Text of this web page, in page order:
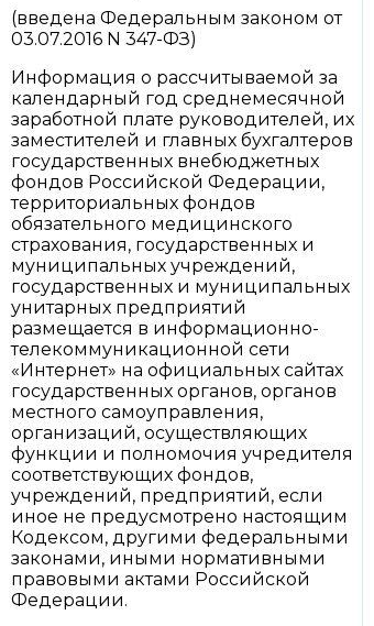
(введена Федеральным законом от
03.07.2016 N 347-ФЗ)
Информация о рассчитываемой за
календарный год среднемесячной
заработной плате руководителей, их
заместителей и главных бухгалтеров
государственных внебюджетных
фондов Российской Федерации,
территориальных фондов
обязательного медицинского
страхования, государственных и
муниципальных учреждений,
государственных и муниципальных
унитарных предприятий
размещается в информационно-
телекоммуникационной сети
«Интернет» на официальных сайтах
государственных органов, органов
местного самоуправления,
организаций, осуществляющих
функции и полномочия учредителя
соответствующих фондов,
учреждений, предприятий, если
иное не предусмотрено настоящим
Кодексом, другими федеральными
законами, иными нормативными
правовыми актами Российской
Федерации.